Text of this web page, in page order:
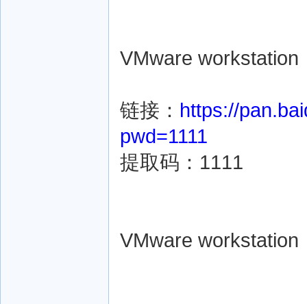
VMware
链接： https://
pwd=1111
提取码：1111
VMware